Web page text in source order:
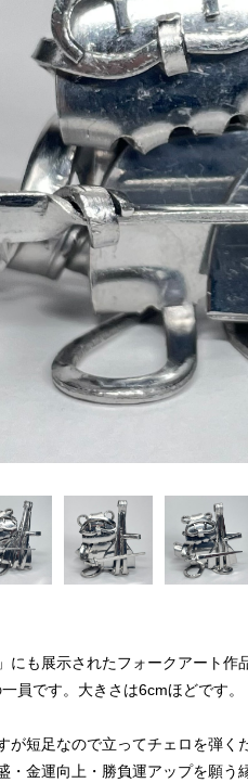
にも展示されたフォークアート作
員です。大きさは6cmほどです。
が短足なので立ってチェロを弾く
・金運向上・勝負運アップを願う